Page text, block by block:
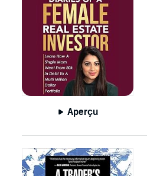
Aperçu